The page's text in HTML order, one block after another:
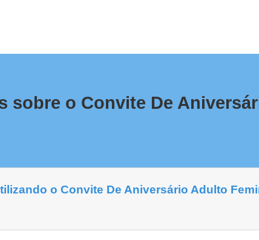
sobre o Convite De
o Convite De Aniversário Adulto